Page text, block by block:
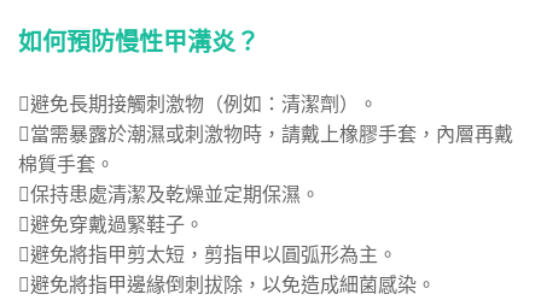
如何預防慢性甲溝炎？
避免長期接觸刺激物（例如：清潔劑）。
當需暴露於潮濕或刺激物時，請戴上橡膠手套，內層再戴
棉質手套。
保持患處清潔及乾燥並定期保濕。
避免穿戴過緊鞋子。
避免將指甲剪太短，剪指甲以圓弧形為主。
避免將指甲邊緣倒刺拔除，以免造成細菌感染。